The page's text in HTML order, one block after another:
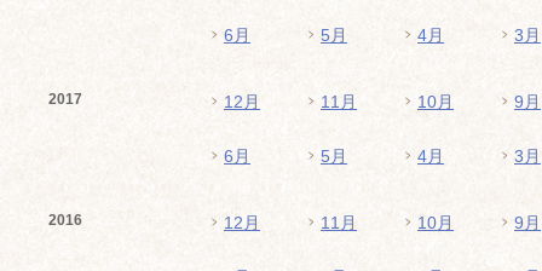
6月 5月 4月 3月
2017 12月 11月 10月 9月
6月 5月 4月 3月
2016 12月 11月 10月 9月